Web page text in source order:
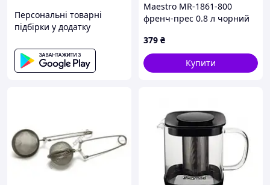
Персональні товарні
підбірки у додатку
Maestro MR-1861-800
френч-прес 0.8 л чорний
379 ₴
Купити